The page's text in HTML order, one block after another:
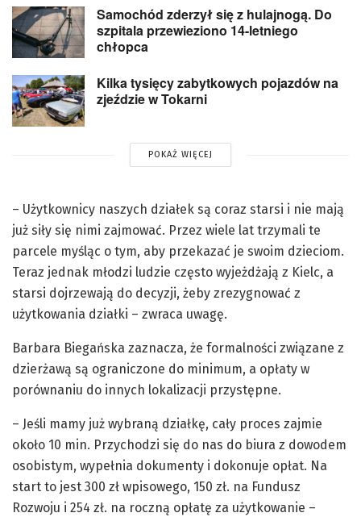
Samochód zderzył się z hulajnogą. Do
szpitala przewieziono 14-letniego
chłopca
Kilka tysięcy zabytkowych pojazdów na
zjeździe w Tokarni
POKAŻ WIĘCEJ
– Użytkownicy naszych działek są coraz starsi i nie mają
już siły się nimi zajmować. Przez wiele lat trzymali te
parcele myśląc o tym, aby przekazać je swoim dzieciom.
Teraz jednak młodzi ludzie często wyjeżdżają z Kielc, a
starsi dojrzewają do decyzji, żeby zrezygnować z
użytkowania działki – zwraca uwagę.
Barbara Biegańska zaznacza, że formalności związane z
dzierżawą są ograniczone do minimum, a opłaty w
porównaniu do innych lokalizacji przystępne.
– Jeśli mamy już wybraną działkę, cały proces zajmie
około 10 min. Przychodzi się do nas do biura z dowodem
osobistym, wypełnia dokumenty i dokonuje opłat. Na
start to jest 300 zł wpisowego, 150 zł. na Fundusz
Rozwoju i 254 zł. na roczną opłatę za użytkowanie –